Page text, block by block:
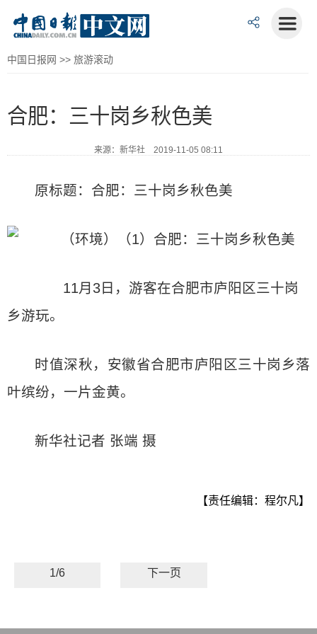
中国日报网 >> 旅游滚动
合肥：三十岗乡秋色美
来源：新华社 2019-11-05 08:11
原标题：合肥：三十岗乡秋色美
11月3日，游客在合肥市庐阳区三十岗
乡游玩。
时值深秋，安徽省合肥市庐阳区三十岗乡落
叶缤纷，一片金黄。
新华社记者 张端 摄
【责任编辑：程尔凡】
1/6 下一页